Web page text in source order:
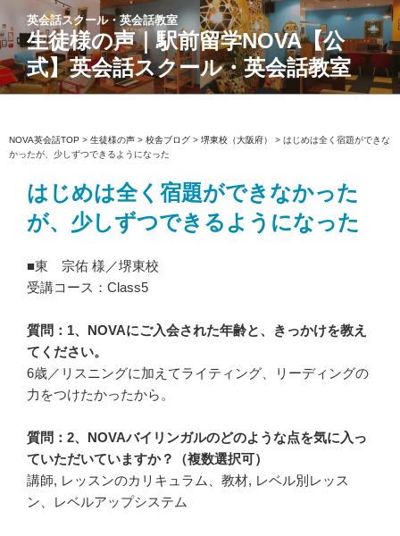
ン
テ
ン
ツ
ス
キ
英会話スクール・英会話教室
生徒様の声｜駅前留学NOVA【公
式】英会話スクール・英会話教室
NOVA英会話TOP > 生徒様の声 > 校舎ブログ > 堺東校（大阪府） > はじめは全く宿題ができな
かったが、少しずつできるようになった
はじめは全く宿題ができなかった
が、少しずつできるようになった
■東 宗佑 様／堺東校
受講コース：Class5
質問：1、NOVAにご入会された年齢と、きっかけを教え
てください。
6歳／リスニングに加えてライティング、リーディングの
力をつけたかったから。
質問：2、NOVAバイリンガルのどのような点を気に入っ
ていただいていますか？（複数選択可）
講師, レッスンのカリキュラム、教材, レベル別レッス
ン、レベルアップシステム